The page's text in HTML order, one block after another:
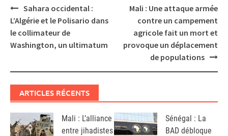
Post
navigation
Sahara occidental :
L’Algérie et le Polisario dans
le collimateur de
Washington, un ultimatum
Mali : Une attaque armée
contre un campement
agricole fait un mort et
provoque un déplacement
de populations
ARTICLES RÉCENTS
Mali : L’alliance
entre jihadistes
Sénégal : La
BAD débloque